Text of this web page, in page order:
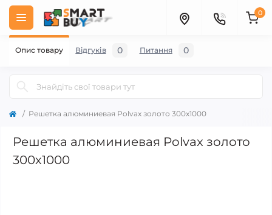
0
Решетка алюминиевая Polvax золото 300х1000
Решетка алюминиевая Polvax золото
300х1000
Опис товару Відгуків 0 Питання 0